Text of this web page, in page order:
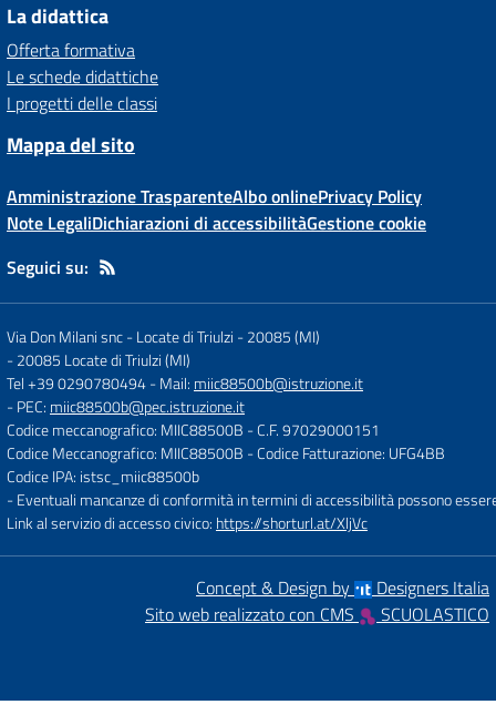
La didattica
Offerta formativa
Le schede didattiche
I progetti delle classi
Mappa del sito
Amministrazione TrasparenteAlbo onlinePrivacy Policy
Note LegaliDichiarazioni di accessibilitàGestione cookie
Seguici su:
Via Don Milani snc - Locate di Triulzi - 20085 (MI)
-20085 Locate di Triulzi (MI)
Tel +39 0290780494- Mail: miic88500b@istruzione.it
- PEC: miic88500b@pec.istruzione.it
Codice meccanografico: MIIC88500B - C.F. 97029000151
Codice Meccanografico: MIIC88500B - Codice Fatturazione: UFG4BB
Codice IPA: istsc_miic88500b
- Eventuali mancanze di conformità in termini di accessibilità possono
Link al servizio di accesso civico: https://shorturl.at/XljVc
Concept & Design by
Designers Italia
Sito web realizzato con CMS
SCUOLASTICO